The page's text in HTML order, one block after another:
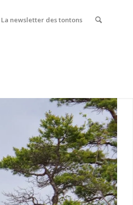
La newsletter des tontons